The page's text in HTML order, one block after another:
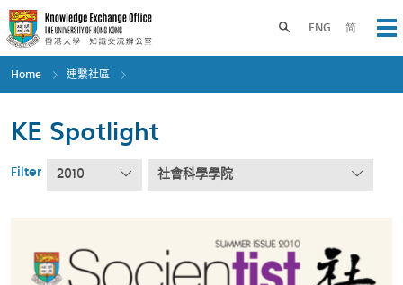
Skip
to
main
content
ENG 简
Toggle search panel
Home 連繫社區
KE Spotlight
Filter 2010 社會科學學院